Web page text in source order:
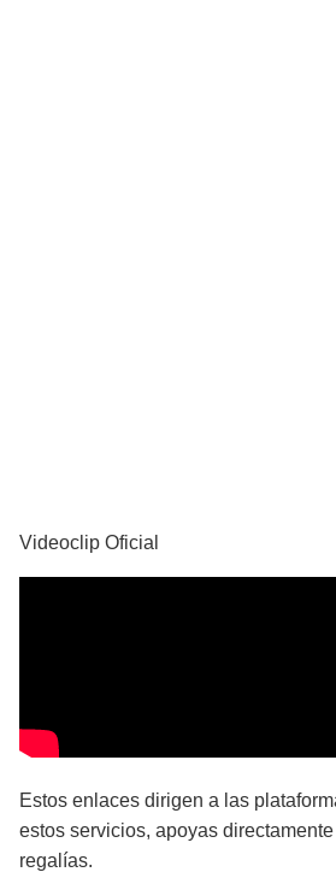
Videoclip Oficial
Estos enlaces dirigen a las
estos servicios, apoyas
regalías.